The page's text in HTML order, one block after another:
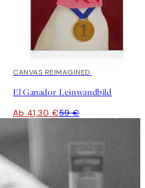
30%*
CANVAS REIMAGINED
El Ganador Leinwandbild
Ab 41,30 €59 €